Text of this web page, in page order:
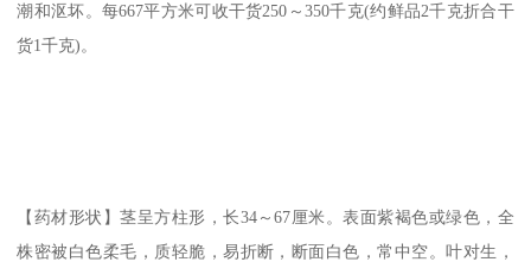
潮和沤坏。每667平方米可收干货250～350千克(约鲜品2千克折合干
货1千克)。
【药材形状】茎呈方柱形，长34～67厘米。表面紫褐色或绿色，全
株密被白色柔毛，质轻脆，易折断，断面白色，常中空。叶对生，